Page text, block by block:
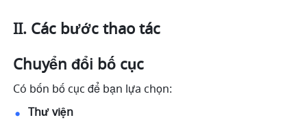
II. Các bước thao tác
Chuyển đổi bố cục
Có bốn bố cục để bạn lựa chọn:
Thư viện